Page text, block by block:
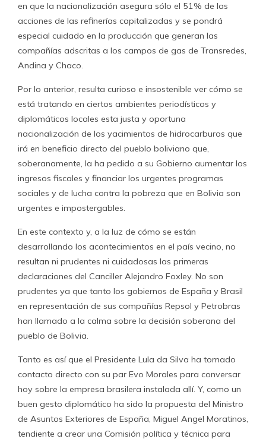
en que la nacionalización asegura sólo el 51% de las
acciones de las refinerías capitalizadas y se pondrá
especial cuidado en la producción que generan las
compañías adscritas a los campos de gas de Transredes,
Andina y Chaco.
Por lo anterior, resulta curioso e insostenible ver cómo se
está tratando en ciertos ambientes periodísticos y
diplomáticos locales esta justa y oportuna
nacionalización de los yacimientos de hidrocarburos que
irá en beneficio directo del pueblo boliviano que,
soberanamente, la ha pedido a su Gobierno aumentar los
ingresos fiscales y financiar los urgentes programas
sociales y de lucha contra la pobreza que en Bolivia son
urgentes e impostergables.
En este contexto y, a la luz de cómo se están
desarrollando los acontecimientos en el país vecino, no
resultan ni prudentes ni cuidadosas las primeras
declaraciones del Canciller Alejandro Foxley. No son
prudentes ya que tanto los gobiernos de España y Brasil
en representación de sus compañías Repsol y Petrobras
han llamado a la calma sobre la decisión soberana del
pueblo de Bolivia.
Tanto es así que el Presidente Lula da Silva ha tomado
contacto directo con su par Evo Morales para conversar
hoy sobre la empresa brasilera instalada allí. Y, como un
buen gesto diplomático ha sido la propuesta del Ministro
de Asuntos Exteriores de España, Miguel Angel Moratinos,
tendiente a crear una Comisión política y técnica para